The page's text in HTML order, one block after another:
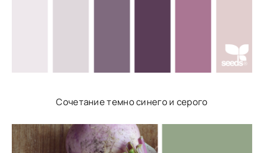
Сочетание темно синего и серого